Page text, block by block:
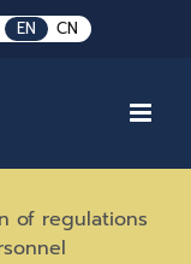
EN CN
of regulations